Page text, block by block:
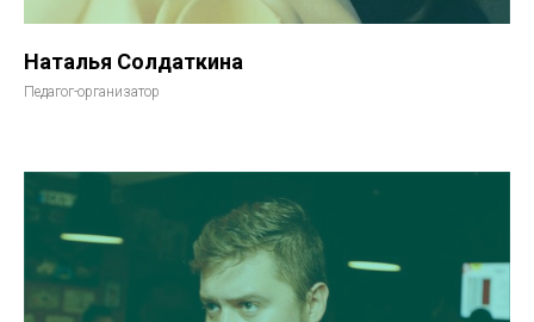
Наталья Солдаткина
Педагог-организатор